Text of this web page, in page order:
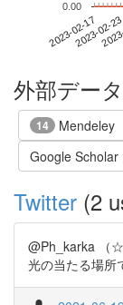
2023-02-172023-02-23
0.00
外部デー
14 Mendeley
Google Scholar
Twitter (2
@Ph_karka （
光の当たる場所